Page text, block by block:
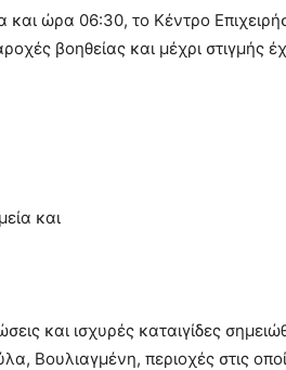
ώρα 06:30, το Κέντρο
βοηθείας και μέχρι στιγμής
και
και ισχυρές καταιγίδες
περιοχές στις